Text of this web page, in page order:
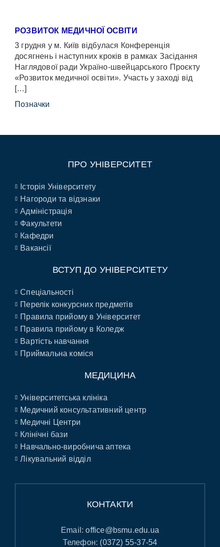
РОЗВИТОК МЕДИЧНОЇ ОСВІТИ
3 грудня у м. Київ відбулася Конференція
досягнень і наступних кроків в рамках Засідання
Наглядової ради Україно-швейцарського Проєкту
«Розвиток медичної освіти». Участь у заході від
[…]
Позначки
ПРО УНІВЕРСИТЕТ
Історія Університету
Нагороди та відзнаки
Адміністрація
Факультети
Кафедри
Вакансії
ВСТУП ДО УНІВЕРСИТЕТУ
Спеціальності
Перелік конкурсних предметів
Правила прийому в Університет
Правила прийому в Коледж
Вартість навчання
Приймальна коміся
МЕДИЦИНА
Університетська клініка
Медичний консультативний центр
Медичні Центри
Клінічні бази
Навчально-виробнича аптека
Лікувальний відділ
КОНТАКТИ
Email:office@bsmu.edu.ua
Телефон: (0372) 55-37-54